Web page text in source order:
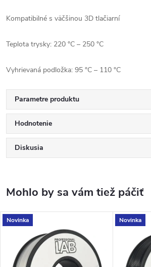
Kompatibilné s väčšinou 3D tlačiarní
Teplota trysky: 220 °C – 250 °C
Vyhrievaná podložka: 95 °C – 110 °C
Parametre produktu
Hodnotenie
Diskusia
Novinka Novinka